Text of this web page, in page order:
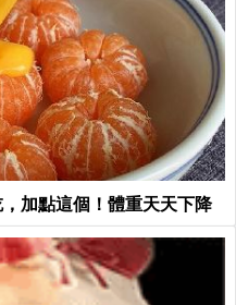
加點這個！體重天天下降